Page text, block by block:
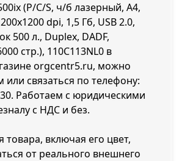
(P/C/S, ч/б лазерный, A4,
dpi, 1,5 Гб, USB 2.0,
500 л., Duplex, DADF,
стр.), 110C113NL0 в
orgcentr5.ru, можно
или связаться по телефону:
. Работаем с юридическими
с НДС и без.
включая его цвет,
от реального внешнего